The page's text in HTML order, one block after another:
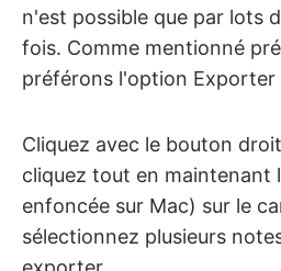
n'est possible que par lots
fois. Comme mentionné
préférons l'option Exporter
Cliquez avec le bouton
cliquez tout en maintenant
enfoncée sur Mac) sur le
sélectionnez plusieurs